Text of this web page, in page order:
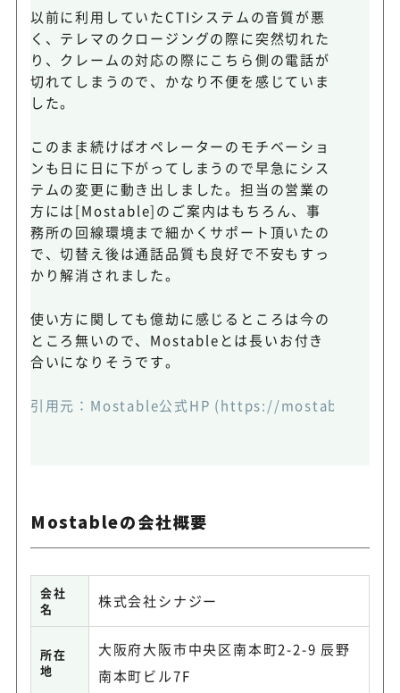
以前に利用していたCTIシステムの音質が悪
く、テレマのクロージングの際に突然切れた
り、クレームの対応の際にこちら側の電話が
切れてしまうので、かなり不便を感じていま
した。
このまま続けばオペレーターのモチベーショ
ンも日に日に下がってしまうので早急にシス
テムの変更に動き出しました。担当の営業の
方には[Mostable]のご案内はもちろん、事
務所の回線環境まで細かくサポート頂いたの
で、切替え後は通話品質も良好で不安もすっ
かり解消されました。
使い方に関しても億劫に感じるところは今の
ところ無いので、Mostableとは長いお付き
合いになりそうです。
引用元： Mostable公式HP (https://
Mostableの会社概要
会社
名
株式会社シナジー
所在
地
大阪府大阪市中央区南本町2-2-9 辰野
南本町ビル7F